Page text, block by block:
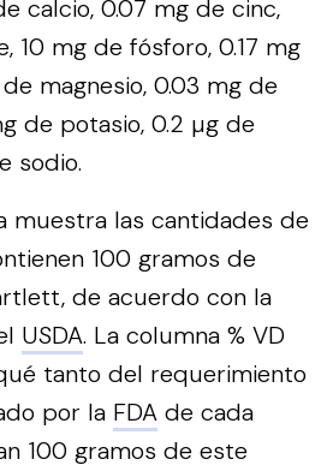
calcio, 0.07 mg de cinc,
10 mg de fósforo, 0.17 mg
magnesio, 0.03 mg de
de potasio, 0.2 µg de
sodio.
muestra las cantidades de
100 gramos de
de acuerdo con la
USDA. La columna % VD
tanto del requerimiento
por la FDA de cada
100 gramos de este